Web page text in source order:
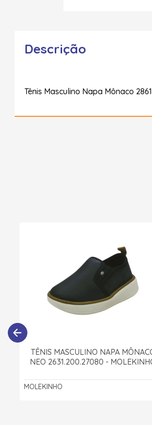
Descrição
Tênis Masculino Napa Mônaco
TÊNIS MASCULINO NAPA
NEO 2631.200.27080 -
MOLEKINHO